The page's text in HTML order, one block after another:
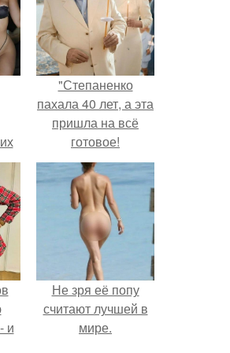
"Степаненко
пахала 40 лет, а эта
пришла на всё
готовое!
и
Не зря её попу
считают лучшей в
мире.